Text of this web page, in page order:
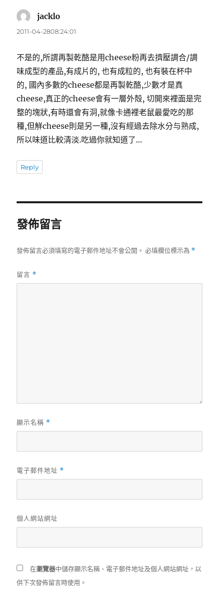
jacklo
示:
2011-04-2808:24:01
不是的,所謂再製乾酪是用cheese粉再去擠壓調合/調
味成型的產品,有成片的, 也有成粒的, 也有裝在杯中
的, 國內多數的cheese都是再製乾酪,少數才是真
cheese,真正的cheese會有一層外殻, 切開來裡面是完
整的塊狀,有時還會有洞,就像卡通裡老鼠最愛吃的那
種,但觧cheese則是另一種,沒有經過去除水分与熟成,
所以味道比較清淡.吃過你就知道了…
Reply
發佈留言
發佈留言必須填寫的電子郵件地址不會公開。 必填欄位標示為 *
留言 *
顯示名稱 *
電子郵件地址 *
個人網站網址
在瀏覽器中儲存顯示名稱、電子郵件地址及個人網站網址，以
供下次發佈留言時使用。